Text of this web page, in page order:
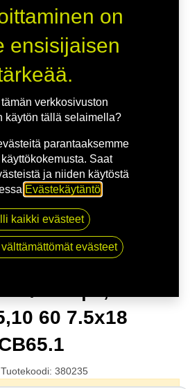
| 7,5X18 4-108 E32 C65,10 60
60 7.5x18
Tuotekoodi: 380235
on
ensisijaisen
verkkosivuston
käytön tällä selaimella?
parantaaksemme
Saat
ja niiden käytöstä
Evästekäytäntö
kaikki evästeet
evästeet